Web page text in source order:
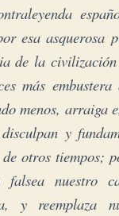
esa asquerosa
de la
más
menos, arraiga
y
de otros tiempos;
nuestro
y reemplaza